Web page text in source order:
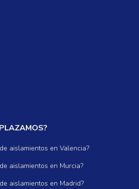
aislamientos en Valencia?
aislamientos en Murcia?
aislamientos en Madrid?